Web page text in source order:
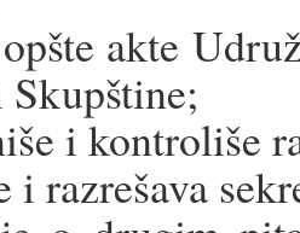
akte
i kontroliše
i razrešava